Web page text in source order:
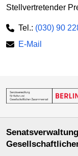
Stellvertretender
Tel.: (030) 90
E-Mail